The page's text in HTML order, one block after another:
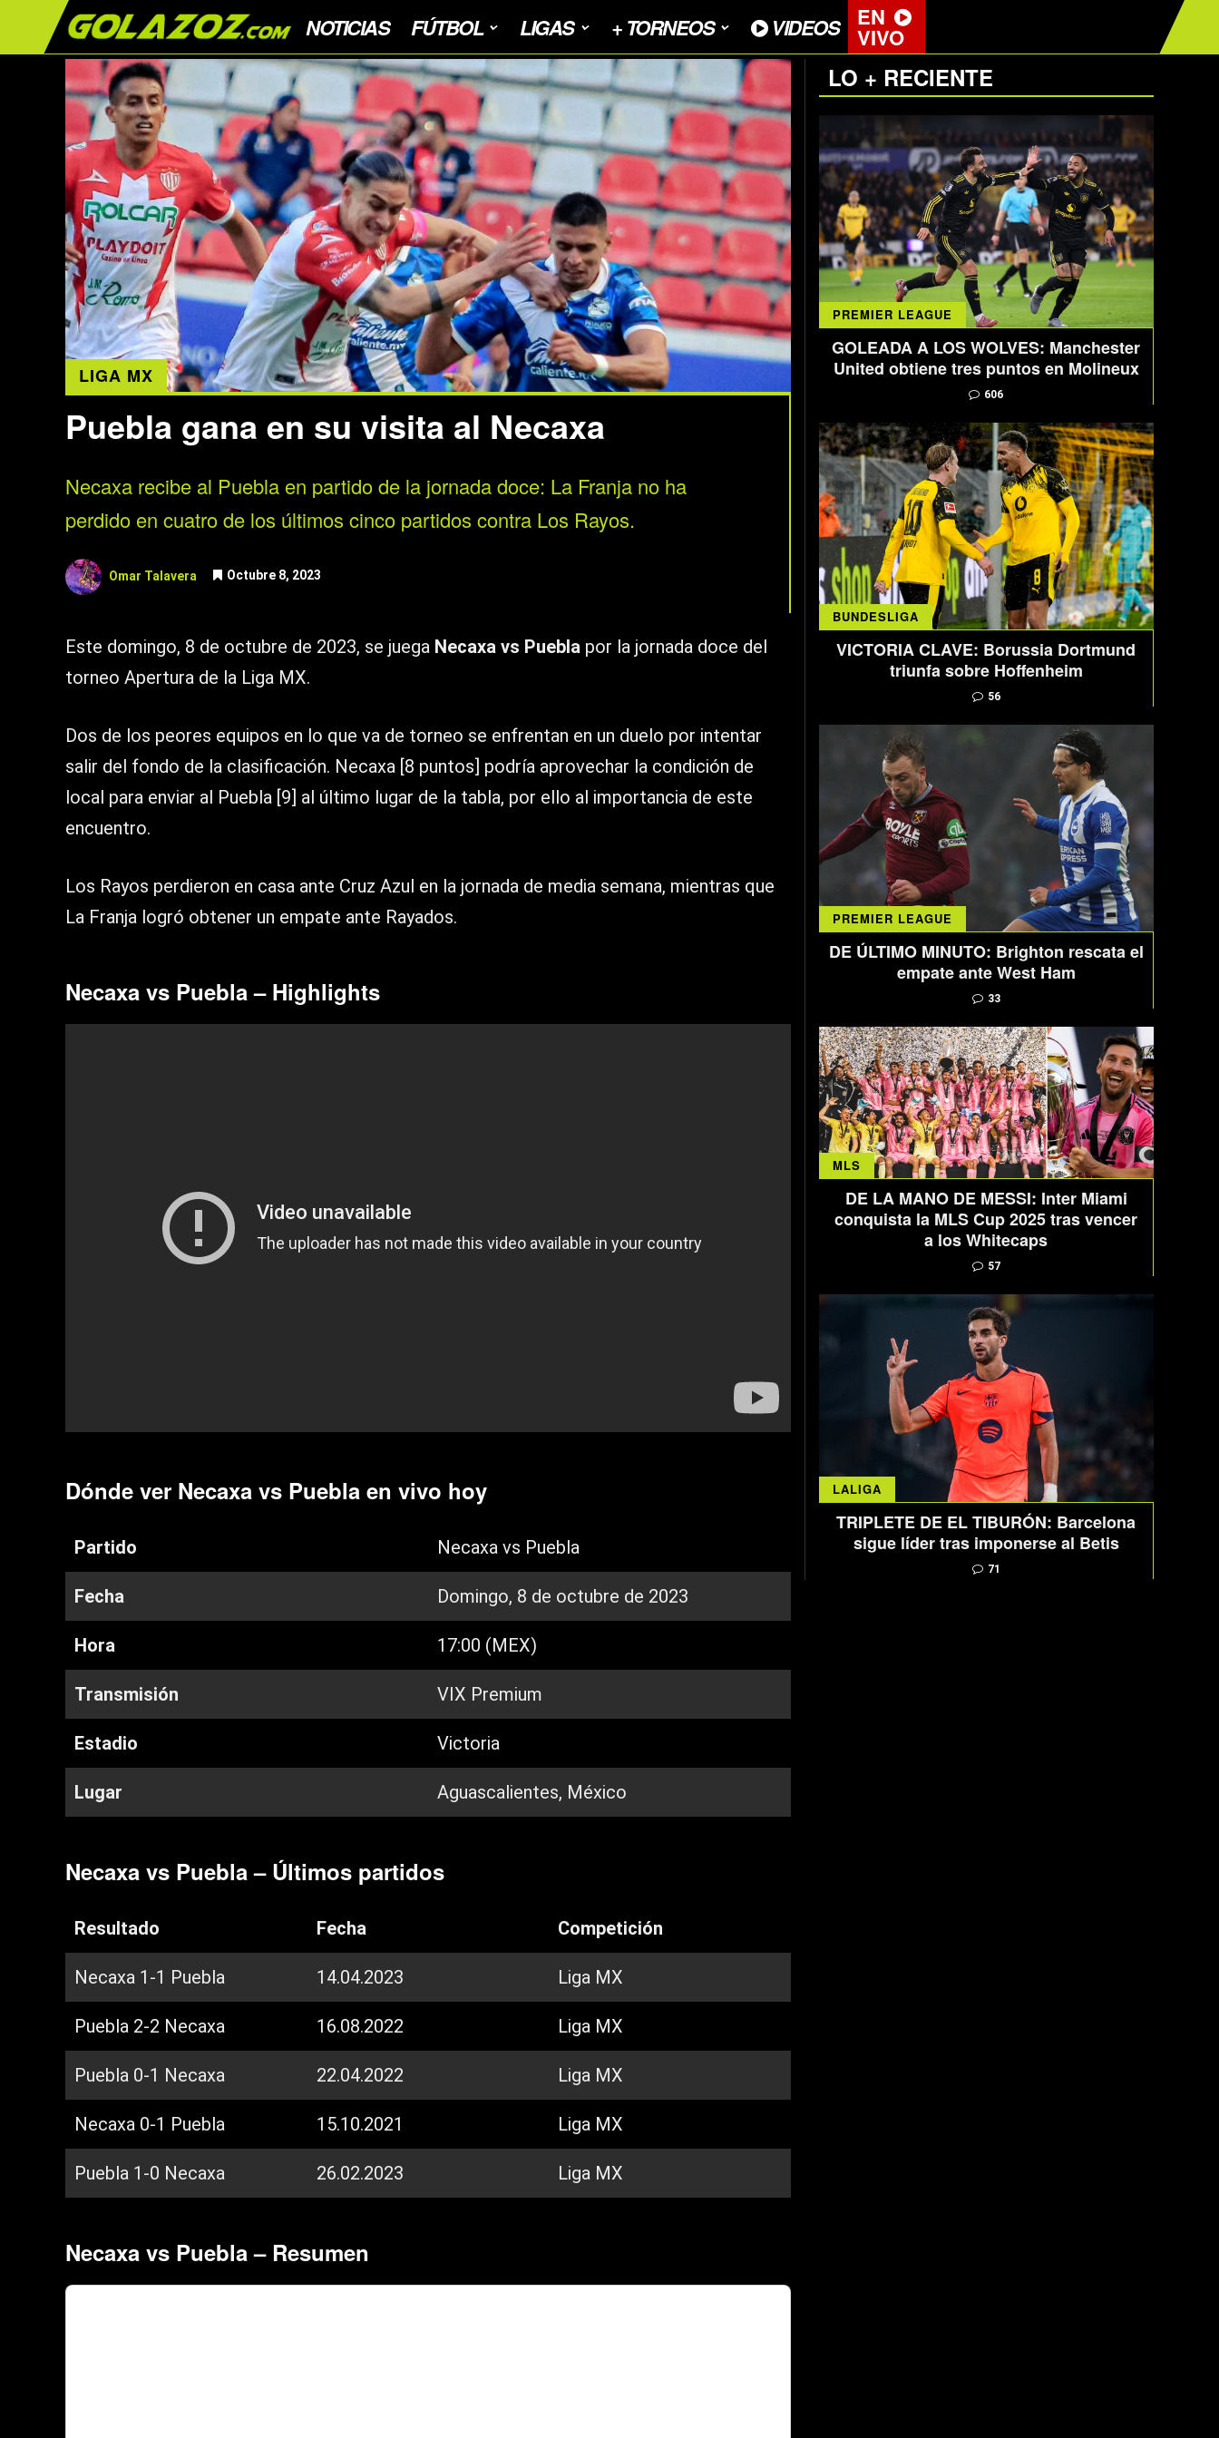
NOTICIAS FÚTBOL LIGAS + TORNEOS VIDEOS EN
VIVO
LIGA MX
Puebla gana en su visita al Necaxa
Necaxa recibe al Puebla en partido de la jornada doce: La Franja no ha
perdido en cuatro de los últimos cinco partidos contra Los Rayos.
Omar Talavera Octubre 8, 2023
Este domingo, 8 de octubre de 2023, se juega Necaxa vs Puebla por la jornada doce del
torneo Apertura de la Liga MX.
Dos de los peores equipos en lo que va de torneo se enfrentan en un duelo por intentar
salir del fondo de la clasificación. Necaxa [8 puntos] podría aprovechar la condición de
local para enviar al Puebla [9] al último lugar de la tabla, por ello al importancia de este
encuentro.
Los Rayos perdieron en casa ante Cruz Azul en la jornada de media semana, mientras que
La Franja logró obtener un empate ante Rayados.
Necaxa vs Puebla – Highlights
Dónde ver Necaxa vs Puebla en vivo hoy
Partido Necaxa vs Puebla
Fecha Domingo, 8 de octubre de 2023
Hora 17:00 (MEX)
Transmisión VIX Premium
Estadio Victoria
Lugar Aguascalientes, México
Necaxa vs Puebla – Últimos partidos
Resultado Fecha Competición
Necaxa 1-1 Puebla 14.04.2023 Liga MX
Puebla 2-2 Necaxa 16.08.2022 Liga MX
Puebla 0-1 Necaxa 22.04.2022 Liga MX
Necaxa 0-1 Puebla 15.10.2021 Liga MX
Puebla 1-0 Necaxa 26.02.2023 Liga MX
Necaxa vs Puebla – Resumen
LO + RECIENTE
PREMIER LEAGUE
GOLEADA A LOS WOLVES: Manchester
United obtiene tres puntos en Molineux
606
BUNDESLIGA
VICTORIA CLAVE: Borussia Dortmund
triunfa sobre Hoffenheim
56
PREMIER LEAGUE
DE ÚLTIMO MINUTO: Brighton rescata el
empate ante West Ham
33
MLS
DE LA MANO DE MESSI: Inter Miami
conquista la MLS Cup 2025 tras vencer
a los Whitecaps
57
LALIGA
TRIPLETE DE EL TIBURÓN: Barcelona
sigue líder tras imponerse al Betis
71